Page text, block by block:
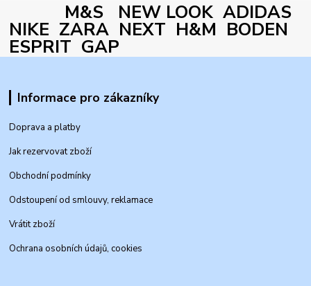
M&S NEW LOOK ADIDAS
NIKE ZARA NEXT H&M BODEN
ESPRIT GAP
Informace pro zákazníky
Doprava a platby
Jak rezervovat zboží
Obchodní podmínky
Odstoupení od smlouvy, reklamace
Vrátit zboží
Ochrana osobních údajů, cookies